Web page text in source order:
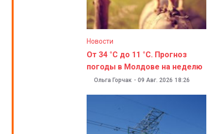
Новости
От 34 °C до 11 °C. Прогноз
погоды в Молдове на неделю
Ольга Горчак - 09 Авг. 2026 18:26